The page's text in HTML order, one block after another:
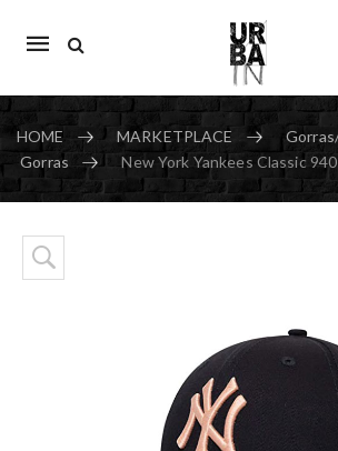
Mobile
HOME MARKETPLACE
Gorras
New York Yankees Classic
Skip to content